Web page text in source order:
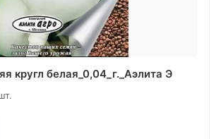
кругл белая_0,04_г._Аэлита Э